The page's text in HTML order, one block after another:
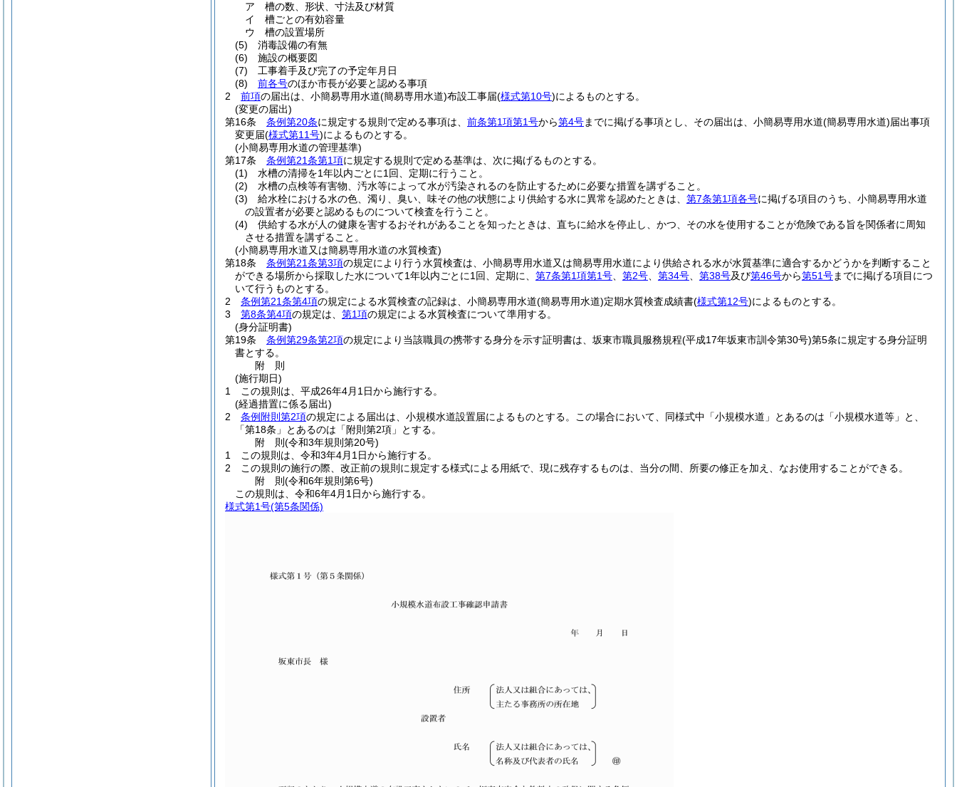
ア
槽の数、形状、寸法及び材質
イ
槽ごとの有効容量
ウ
槽の設置場所
(5)
消毒設備の有無
(6)
施設の概要図
(7)
工事着手及び完了の予定年月日
(8)
前各号のほか市長が必要と認める事項
2
前項の届出は、小簡易専用水道(簡易専用水道)布設工事届(様式第10号)によるものとする。
(変更の届出)
第16条
条例第20条に規定する規則で定める事項は、 前条第1項第1号から第4号までに掲げる事項とし、その届出は、小簡易専用水道(簡易専用水道)届出事項
変更届(様式第11号)によるものとする。
(小簡易専用水道の管理基準)
第17条
条例第21条第1項に規定する規則で定める基準は、次に掲げるものとする。
(1)
水槽の清掃を1年以内ごとに1回、定期に行うこと。
(2)
水槽の点検等有害物、汚水等によって水が汚染されるのを防止するために必要な措置を講ずること。
(3)
給水栓における水の色、濁り、臭い、味その他の状態により供給する水に異常を認めたときは、 第7条第1項各号に掲げる項目のうち、小簡易専用水道
の設置者が必要と認めるものについて検査を行うこと。
(4)
供給する水が人の健康を害するおそれがあることを知ったときは、直ちに給水を停止し、かつ、その水を使用することが危険である旨を関係者に周知
させる措置を講ずること。
(小簡易専用水道又は簡易専用水道の水質検査)
第18条
条例第21条第3項の規定により行う水質検査は、小簡易専用水道又は簡易専用水道により供給される水が水質基準に適合するかどうかを判断すること
ができる場所から採取した水について1年以内ごとに1回、定期に、 第7条第1項第1号 第2号 第34号 第38号及び第46号から第51号までに掲げる項目につ
いて行うものとする。
2
条例第21条第4項の規定による水質検査の記録は、小簡易専用水道(簡易専用水道)定期水質検査成績書(様式第12号)によるものとする。
3
第8条第4項の規定は、 第1項の規定による水質検査について準用する。
(身分証明書)
第19条
条例第29条第2項の規定により当該職員の携帯する身分を示す証明書は、坂東市職員服務規程(平成17年坂東市訓令第30号)第5条に規定する身分証明
書とする。
附 則
(施行期日)
1
この規則は、平成26年4月1日から施行する。
(経過措置に係る届出)
2
条例附則第2項の規定による届出は、小規模水道設置届によるものとする。
この場合において、同様式中「小規模水道」とあるのは「小規模水道等」と、
「第18条」とあるのは「附則第2項」とする。
附 則(令和3年規則第20号)
1
この規則は、令和3年4月1日から施行する。
2
この規則の施行の際、改正前の規則に規定する様式による用紙で、現に残存するものは、当分の間、所要の修正を加え、なお使用することができる。
附 則(令和6年規則第6号)
この規則は、令和6年4月1日から施行する。
様式第1号(第5条関係)